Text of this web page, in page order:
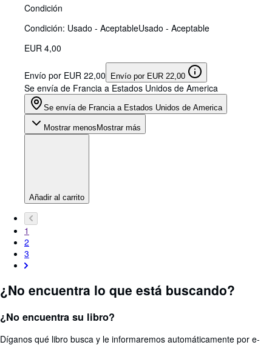
Condición
Condición: Usado - AceptableUsado - Aceptable
EUR 4,00
Envío por EUR 22,00 Envío por EUR 22,00
Se envía de Francia a Estados Unidos de America
Se envía de Francia a Estados Unidos de America
Mostrar menos Mostrar más
Añadir al carrito
1
2
3
¿No encuentra lo que está buscando?
¿No encuentra su libro?
Díganos qué libro busca y le informaremos automáticamente por e-